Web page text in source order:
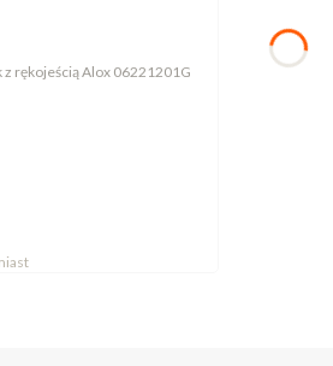
Nóż Victorinox Classic Alox 0.6221.201G Mały scyzoryk z rękojeścią Alox 06221201G